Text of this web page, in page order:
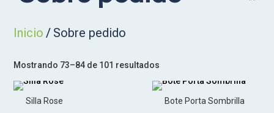
Inicio / Sobre pedido
Mostrando 73–84 de 101 resultados
Silla Rose Bote Porta Sombrilla